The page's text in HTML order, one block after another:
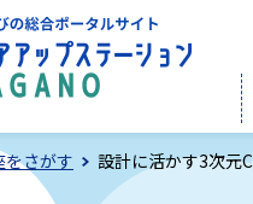
をさがす 設計に活かす3次元